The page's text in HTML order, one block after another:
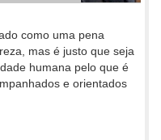
como uma pena
mas é justo que seja
humana pelo que é
e orientados